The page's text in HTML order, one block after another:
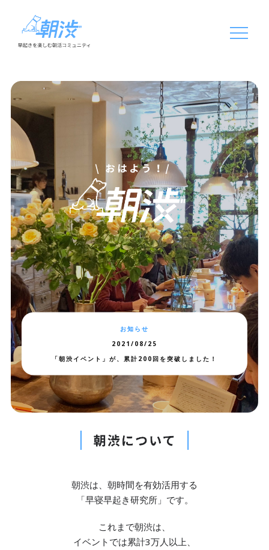
お知らせ
2021/08/25
「朝渋イベント」が、累計200回を突破しました！
朝渋は、朝時間を有効活用する
「早寝早起き研究所」です。
これまで朝渋は、
イベントでは累計3万人以上、